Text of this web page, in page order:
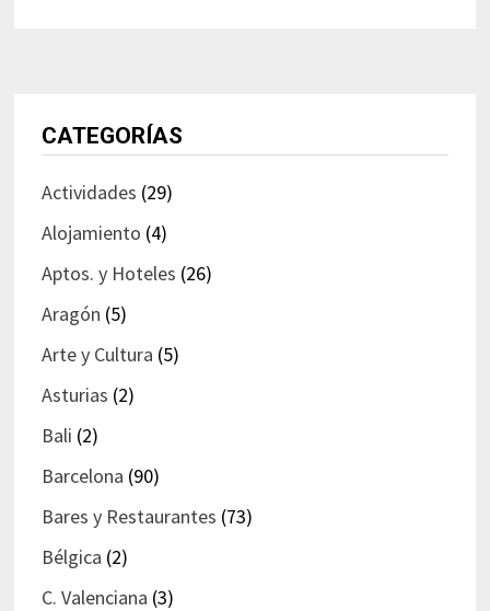
CATEGORÍAS
Actividades (29)
Alojamiento (4)
Aptos. y Hoteles (26)
Aragón (5)
Arte y Cultura (5)
Asturias (2)
Bali (2)
Barcelona (90)
Bares y Restaurantes (73)
Bélgica (2)
C. Valenciana (3)